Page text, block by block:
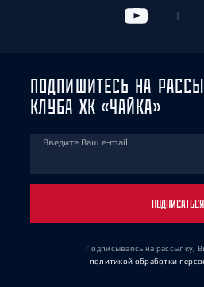
ПОДПИШИТЕСЬ НА
КЛУБА ХК «ЧАЙКА»
Введите Ваш e-mail
ПОДПИСАТЬСЯ
Подписываясь на рассылку,
политикой обработки